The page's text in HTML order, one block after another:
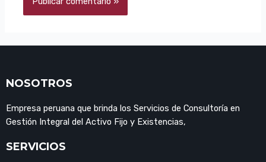
NOSOTROS
Empresa peruana que brinda los Servicios de Consultoría en
Gestión Integral del Activo Fijo y Existencias,
SERVICIOS